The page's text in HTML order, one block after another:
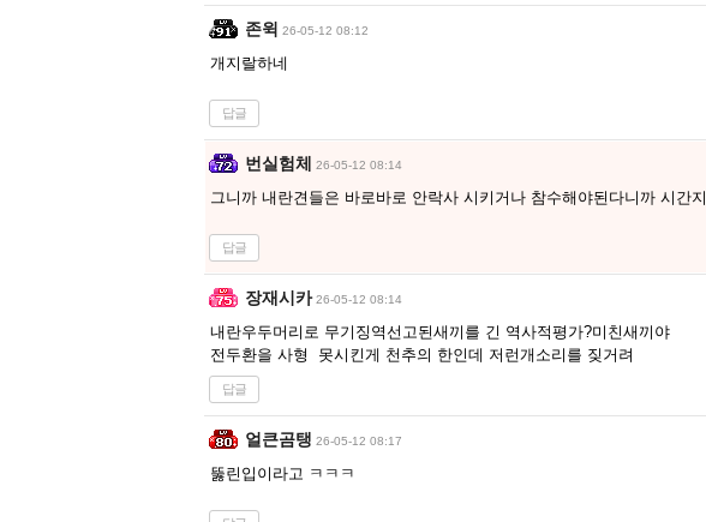
존윅 26-05-12 08:12
개지랄하네
답글
번실험체 26-05-12 08:14
그니까 내란견들은 바로바로 안락사 시키거나 참수해야된다니까 시간
답글
장재시카 26-05-12 08:14
내란우두머리로 무기징역선고된새끼를 긴 역사적평가?미친새끼야
전두환을 사형 못시킨게 천추의 한인데 저런개소리를 짖거려
답글
얼큰곰탱 26-05-12 08:17
뚫린입이라고 ㅋㅋㅋ